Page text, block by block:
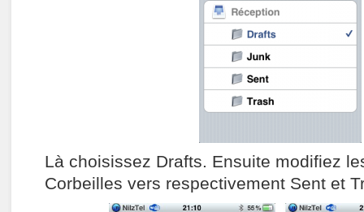
Là choisissez Drafts. Ensuite modifiez
Corbeilles vers respectivement Sent et